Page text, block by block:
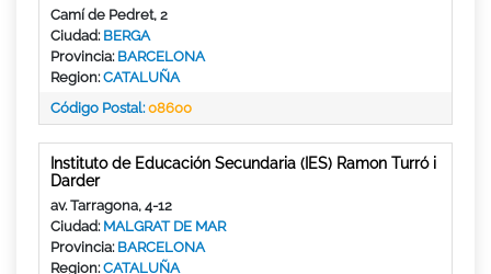
Camí de Pedret, 2
Ciudad: BERGA
Provincia: BARCELONA
Region:CATALUÑA
Código Postal:08600
Instituto de Educación Secundaria (IES) Ramon Turró i
Darder
av. Tarragona, 4-12
Ciudad: MALGRAT DE MAR
Provincia: BARCELONA
Region:CATALUÑA